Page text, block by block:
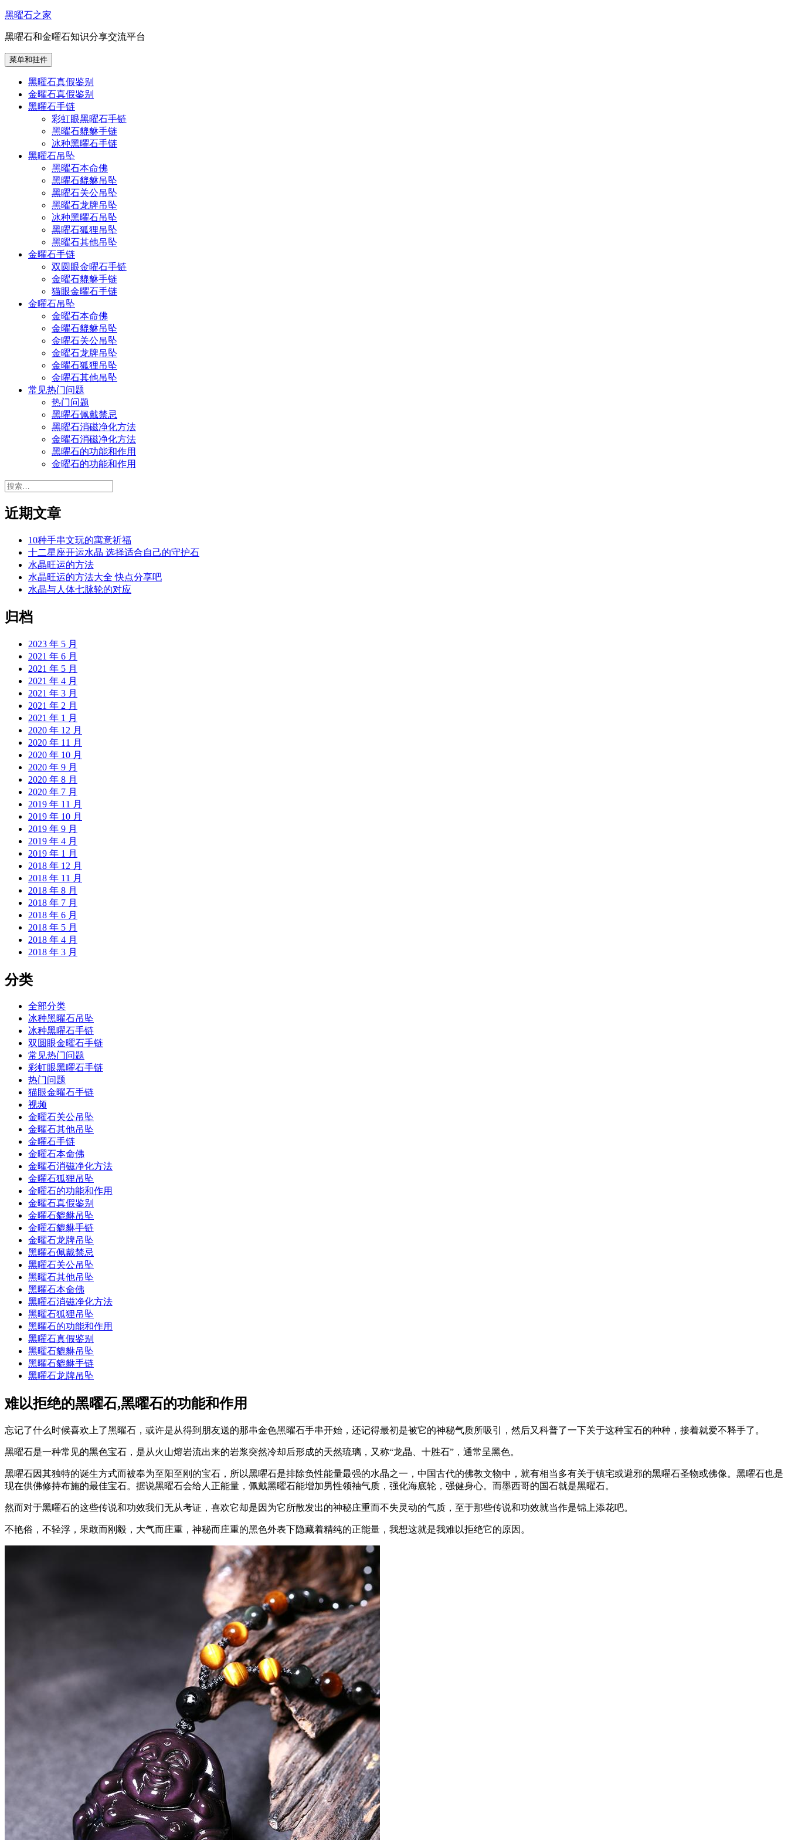
跳
内
容
黑曜石之家
黑曜石和金曜石知识分享交流平台
菜单和挂件
黑曜石真假鉴别
金曜石真假鉴别
黑曜石手链
彩虹眼黑曜石手链
黑曜石貔貅手链
冰种黑曜石手链
黑曜石吊坠
黑曜石本命佛
黑曜石貔貅吊坠
黑曜石关公吊坠
黑曜石龙牌吊坠
冰种黑曜石吊坠
黑曜石狐狸吊坠
黑曜石其他吊坠
金曜石手链
双圆眼金曜石手链
金曜石貔貅手链
猫眼金曜石手链
金曜石吊坠
金曜石本命佛
金曜石貔貅吊坠
金曜石关公吊坠
金曜石龙牌吊坠
金曜石狐狸吊坠
金曜石其他吊坠
常见热门问题
热门问题
黑曜石佩戴禁忌
黑曜石消磁净化方法
金曜石消磁净化方法
黑曜石的功能和作用
金曜石的功能和作用
搜
近期文章
10种手串文玩的寓意祈福
十二星座开运水晶 选择适合自己的守护石
水晶旺运的方法
水晶旺运的方法大全 快点分享吧
水晶与人体七脉轮的对应
归档
2023 年 5 月
2021 年 6 月
2021 年 5 月
2021 年 4 月
2021 年 3 月
2021 年 2 月
2021 年 1 月
2020 年 12 月
2020 年 11 月
2020 年 10 月
2020 年 9 月
2020 年 8 月
2020 年 7 月
2019 年 11 月
2019 年 10 月
2019 年 9 月
2019 年 4 月
2019 年 1 月
2018 年 12 月
2018 年 11 月
2018 年 8 月
2018 年 7 月
2018 年 6 月
2018 年 5 月
2018 年 4 月
2018 年 3 月
分类
全部分类
冰种黑曜石吊坠
冰种黑曜石手链
双圆眼金曜石手链
常见热门问题
彩虹眼黑曜石手链
热门问题
猫眼金曜石手链
视频
金曜石关公吊坠
金曜石其他吊坠
金曜石手链
金曜石本命佛
金曜石消磁净化方法
金曜石狐狸吊坠
金曜石的功能和作用
金曜石真假鉴别
金曜石貔貅吊坠
金曜石貔貅手链
金曜石龙牌吊坠
黑曜石佩戴禁忌
黑曜石关公吊坠
黑曜石其他吊坠
黑曜石本命佛
黑曜石消磁净化方法
黑曜石狐狸吊坠
黑曜石的功能和作用
黑曜石真假鉴别
黑曜石貔貅吊坠
黑曜石貔貅手链
黑曜石龙牌吊坠
难以拒绝的黑曜石,黑曜石的功能和作用
忘记了什么时候喜欢上了黑曜石，或许是从得到朋友送的那串金色黑曜石手串开始，还记得最初是被它的神秘气质所吸引，然后又科普了一下关于这种宝石的种种，接着就爱不释手了。
黑曜石是一种常见的黑色宝石，是从火山熔岩流出来的岩浆突然冷却后形成的天然琉璃，又称“龙晶、十胜石”，通常呈黑色。
黑曜石因其独特的诞生方式而被奉为至阳至刚的宝石，所以黑曜石是排除负性能量最强的水晶之一，中国古代的佛教文物中，就有相当多有关于镇宅或避邪的黑曜石圣物或佛像。黑曜石也是
现在供佛修持布施的最佳宝石。据说黑曜石会给人正能量，佩戴黑曜石能增加男性领袖气质，强化海底轮，强健身心。而墨西哥的国石就是黑曜石。
然而对于黑曜石的这些传说和功效我们无从考证，喜欢它却是因为它所散发出的神秘庄重而不失灵动的气质，至于那些传说和功效就当作是锦上添花吧。
不艳俗，不轻浮，果敢而刚毅，大气而庄重，神秘而庄重的黑色外表下隐藏着精纯的正能量，我想这就是我难以拒绝它的原因。